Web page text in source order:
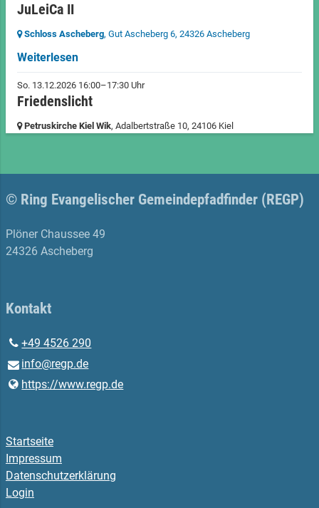
JuLeiCa II
Schloss Ascheberg, Gut Ascheberg 6, 24326 Ascheberg
Weiterlesen
So. 13.12.2026 16:00–17:30 Uhr
Friedenslicht
Petruskirche Kiel Wik, Adalbertstraße 10, 24106 Kiel
© Ring Evangelischer Gemeindepfadfinder (REGP)
Plöner Chaussee 49
24326 Ascheberg
Kontakt
+49 4526 290
info@​regp.​de
https://www.​regp.​de
Startseite
Impressum
Datenschutzerklärung
Login